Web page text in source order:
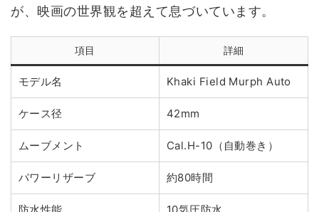
が、映画の世界観を超えて息づいています。
項目 詳細
モデル名 Khaki Field Murph Auto
ケース径 42mm
ムーブメント Cal.H-10（自動巻き）
パワーリザーブ 約80時間
防水性能 10気圧防水